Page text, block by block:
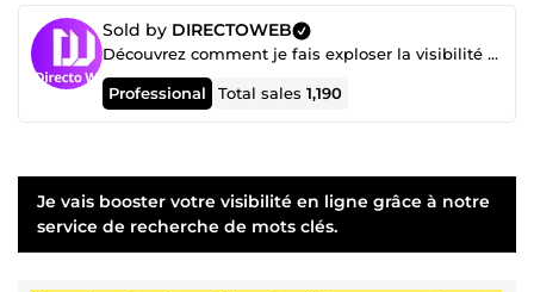
Sold by DIRECTOWEB
Découvrez comment je fais exploser la visibilité de mes clients 👇 cliquez pour voir 👇
Professional Total sales1,190
Je vais booster votre visibilité en ligne grâce à notre
service de recherche de mots clés.